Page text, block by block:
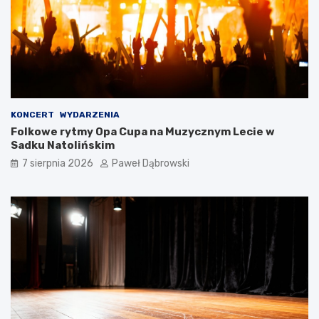
i
m
d
l
a
i
e
c
i
m
o
d
z
KONCERT WYDARZENIA
Folkowe rytmy Opa Cupa na Muzycznym Lecie w
Sadku Natolińskim
7 sierpnia 2026 Paweł Dąbrowski